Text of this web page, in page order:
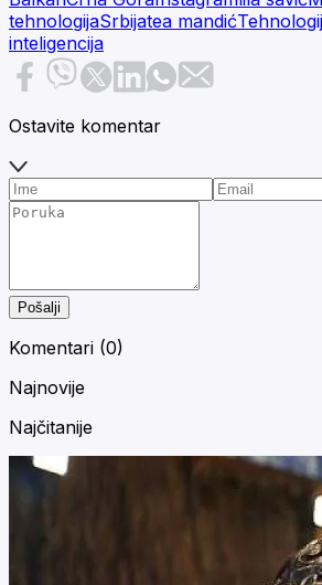
tehnologijaSrbijatea mandić
inteligencija
Ostavite komentar
Pošalji
Komentari (0)
Najnovije
Najčitanije